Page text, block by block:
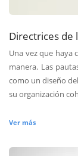
Directrices de
Una vez que haya
manera. Las
como un diseño
su organización
Ver más